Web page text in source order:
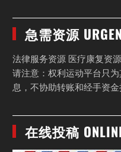
急需资源
法律服务资源 医疗康复资
请注意：权利运动平台只
息，不协助转账和经手资金
在线投稿